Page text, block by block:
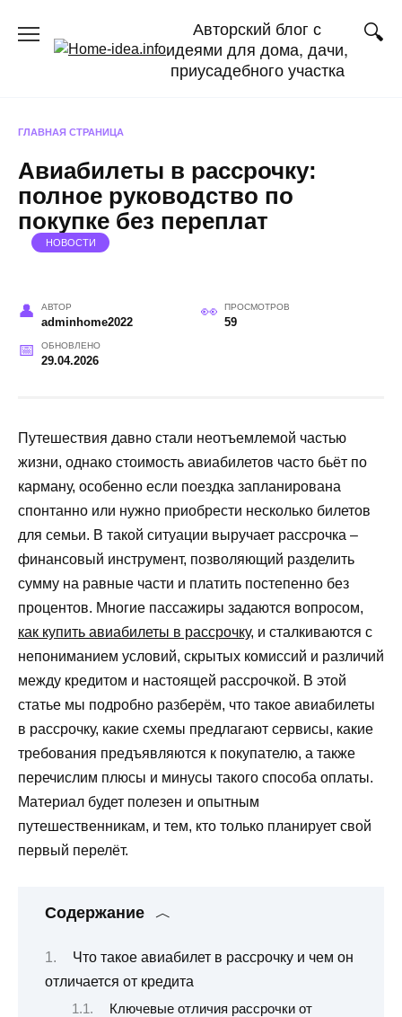
содержанию
Авторский блог с
идеями для дома, дачи,
приусадебного участка
ГЛАВНАЯ СТРАНИЦА
Авиабилеты в рассрочку:
полное руководство по
покупке без переплат
НОВОСТИ
АВТОР
adminhome2022
ПРОСМОТРОВ
59
ОБНОВЛЕНО
29.04.2026
Путешествия давно стали неотъемлемой частью
жизни, однако стоимость авиабилетов часто бьёт по
карману, особенно если поездка запланирована
спонтанно или нужно приобрести несколько билетов
для семьи. В такой ситуации выручает рассрочка –
финансовый инструмент, позволяющий разделить
сумму на равные части и платить постепенно без
процентов. Многие пассажиры задаются вопросом,
как купить авиабилеты в рассрочку, и сталкиваются с
непониманием условий, скрытых комиссий и различий
между кредитом и настоящей рассрочкой. В этой
статье мы подробно разберём, что такое авиабилеты
в рассрочку, какие схемы предлагают сервисы, какие
требования предъявляются к покупателю, а также
перечислим плюсы и минусы такого способа оплаты.
Материал будет полезен и опытным
путешественникам, и тем, кто только планирует свой
первый перелёт.
Содержание
Что такое авиабилет в рассрочку и чем он
отличается от кредита
Ключевые отличия рассрочки от